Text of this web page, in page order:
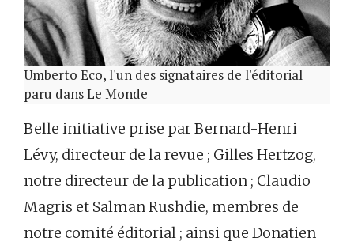
Umberto Eco, l'un des signataires de l'éditorial
paru dans Le Monde
Belle initiative prise par Bernard-Henri
Lévy, directeur de la revue ; Gilles Hertzog,
notre directeur de la publication ; Claudio
Magris et Salman Rushdie, membres de
notre comité éditorial ; ainsi que Donatien